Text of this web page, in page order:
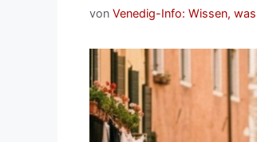
von Venedig-Info: Wissen,